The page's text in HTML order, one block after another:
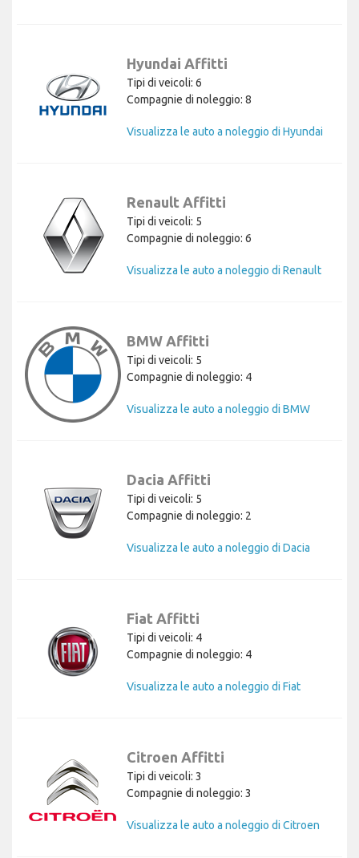
Hyundai Affitti
Tipi di veicoli: 6
Compagnie di noleggio: 8
Visualizza le auto a noleggio di Hyundai
Renault Affitti
Tipi di veicoli: 5
Compagnie di noleggio: 6
Visualizza le auto a noleggio di Renault
BMW Affitti
Tipi di veicoli: 5
Compagnie di noleggio: 4
Visualizza le auto a noleggio di BMW
Dacia Affitti
Tipi di veicoli: 5
Compagnie di noleggio: 2
Visualizza le auto a noleggio di Dacia
Fiat Affitti
Tipi di veicoli: 4
Compagnie di noleggio: 4
Visualizza le auto a noleggio di Fiat
Citroen Affitti
Tipi di veicoli: 3
Compagnie di noleggio: 3
Visualizza le auto a noleggio di Citroen